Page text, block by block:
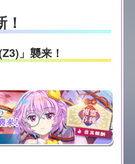
」襲来！